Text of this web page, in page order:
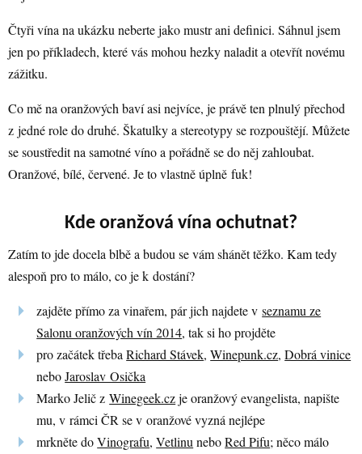
Čtyři vína na ukázku neberte jako mustr ani definici. Sáhnul jsem
jen po příkladech, které vás mohou hezky naladit a otevřít novému
zážitku.
Co mě na oranžových baví asi nejvíce, je právě ten plnulý přechod
z jedné role do druhé. Škatulky a stereotypy se rozpouštějí. Můžete
se soustředit na samotné víno a pořádně se do něj zahloubat.
Oranžové, bílé, červené. Je to vlastně úplně fuk!
Kde oranžová vína ochutnat?
Zatím to jde docela blbě a budou se vám shánět těžko. Kam tedy
alespoň pro to málo, co je k dostání?
zajděte přímo za vinařem, pár jich najdete vseznamu ze
Salonu oranžových vín 2014, tak si ho projděte
pro začátek třebaRichard Stávek,Winepunk.cz,Dobrá vinice
neboJaroslav Osička
Marko Jelič zWinegeek.czje oranžový evangelista, napište
mu, v rámci ČR se v oranžové vyzná nejlépe
mrkněte doVinografu,Vetlinu neboRed Pifu; něco málo